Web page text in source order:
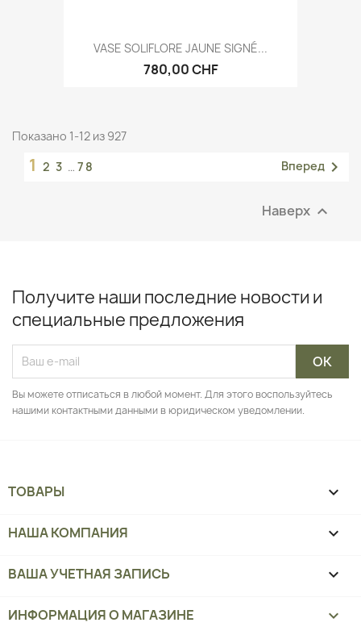
VASE SOLIFLORE JAUNE SIGNÉ...
780,00 CHF
Показано 1-12 из 927
1 2 3 … 78 Вперед 
Наверх 
Получите наши последние новости и
специальные предложения
Вы можете отписаться в любой момент. Для этого воспользуйтесь
нашими контактными данными в юридическом уведомлении.
ТОВАРЫ 
НАША КОМПАНИЯ 
ВАША УЧЕТНАЯ ЗАПИСЬ 
ИНФОРМАЦИЯ О МАГАЗИНЕ keyboard_arrow_down